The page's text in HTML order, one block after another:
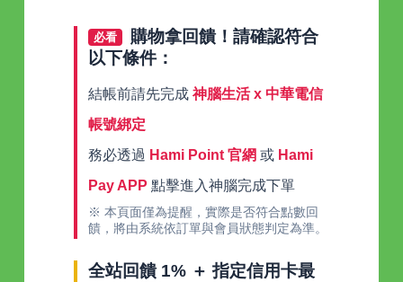
必看
購物拿回饋！請確認符合
以下條件：
結帳前請先完成神腦生活 x 中華電信
帳號綁定
務必透過 Hami Point 官網 或 Hami
Pay APP 點擊進入神腦完成下單
※ 本頁面僅為提醒，實際是否符合點數回
饋，將由系統依訂單與會員狀態判定為準。
全站回饋 1% ＋ 指定信用卡最